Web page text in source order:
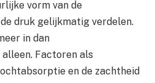
vorm van de
druk gelijkmatig verdelen.
in dan
Factoren als
en de zachtheid